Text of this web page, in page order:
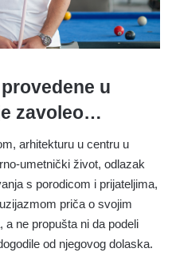
u
zavoleo…
arhitekturu u centru u
umetnički život, odlazak
s porodicom i prijateljima,
priča o svojim
ne propušta ni da podeli
od njegovog dolaska.